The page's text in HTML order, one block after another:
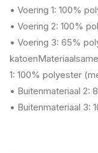
• Voering 1: 100%
• Voering 2: 100%
• Voering 3: 65%
1: 100% polyester
• Buitenmateriaal 2:
• Buitenmateriaal 3: